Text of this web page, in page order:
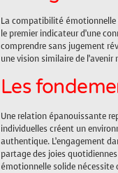
La compatibilité
le premier indicateur d’une
comprendre sans jugement
une vision similaire de
Les
Une relation épanouissante
individuelles créent un
authentique. L’engagement
partage des joies
émotionnelle solide nécessite